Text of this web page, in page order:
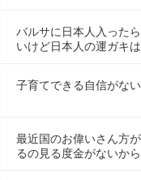
バルサに日本人入った
いけど日本人の運ガキ
子育てできる自信がない
最近国のお偉いさん方
るの見る度金がないか